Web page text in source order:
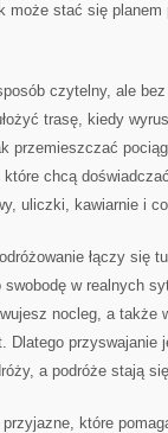
stać się planem
czytelny, ale
trasę, kiedy
przemieszczać
chcą
uliczki, kawiarnie i
łączy się
w realnych
nocleg, a także
Dlatego przyswajanie
a podróże stają
które